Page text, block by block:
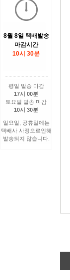
8월 8일 택배발송
마감시간
10시 30분
평일 발송 마감
17시 00분
토요일 발송 마감
10시 30분
일요일, 공휴일에는
택배사 사정으로인해
발송되지 않습니다.